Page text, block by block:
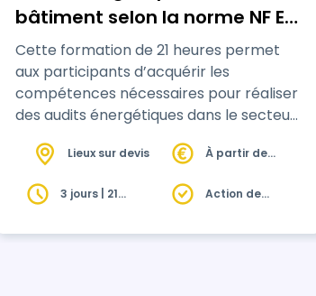
bâtiment selon la norme NF EN
16247 : outils et méthodes
Cette formation de 21 heures permet
aux participants d’acquérir les
compétences nécessaires pour réaliser
des audits énergétiques dans le secteur
exigences des audits énergétiques
règlementaires des grandes
entreprises. Mise à jour après l'arrêté du
Lieux sur devis
À partir de
3 jours | 21
Action de